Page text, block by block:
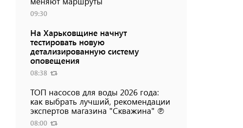
09:30
На Харьковщине начнут
тестировать новую
детализированную систему
оповещения
08:38
ТОП насосов для воды 2026 года:
как выбрать лучший, рекомендации
экспертов магазина "Скважина" ℗
08:00